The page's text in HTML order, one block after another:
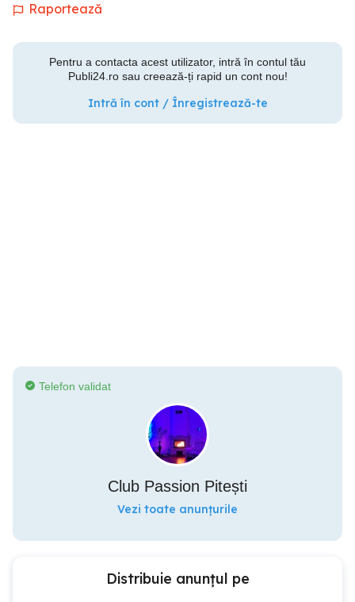
Raportează
Pentru a contacta acest utilizator, intră în contul tău
Publi24.ro sau creează-ți rapid un cont nou!
Intră în cont / Înregistrează-te
Telefon validat
Club Passion Pitești
Vezi toate anunțurile
Distribuie anunțul pe